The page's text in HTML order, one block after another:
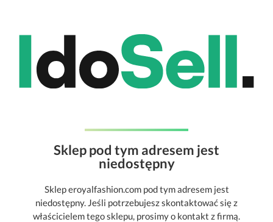
Sklep pod tym adresem jest
niedostępny
Sklep eroyalfashion.com pod tym adresem jest
niedostępny. Jeśli potrzebujesz skontaktować się z
właścicielem tego sklepu, prosimy o kontakt z firmą.